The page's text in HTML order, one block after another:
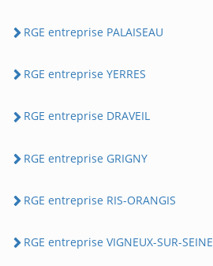
RGE entreprise PALAISEAU
RGE entreprise YERRES
RGE entreprise DRAVEIL
RGE entreprise GRIGNY
RGE entreprise RIS-ORANGIS
RGE entreprise VIGNEUX-SUR-SEINE